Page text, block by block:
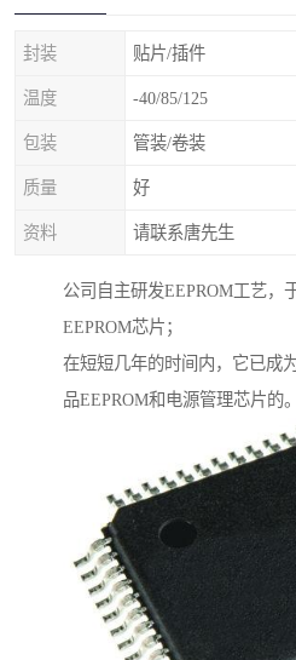
封装 贴片/插件
温度 -40/85/125
包装 管装/卷装
质量 好
资料 请联系唐先生
公司自主研发EEPROM工艺，
EEPROM芯片；
在短短几年的时间内，它已成
品EEPROM和电源管理芯片的。